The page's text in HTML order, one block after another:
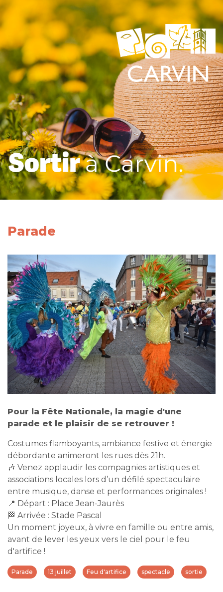
Parade
Pour la Fête Nationale, la magie d'une
parade et le plaisir de se retrouver !
Costumes flamboyants, ambiance festive et énergie
débordante animeront les rues dès 21h.
🎶 Venez applaudir les compagnies artistiques et
associations locales lors d’un défilé spectaculaire
entre musique, danse et performances originales !
📍 Départ : Place Jean-Jaurès
🏁 Arrivée : Stade Pascal
Un moment joyeux, à vivre en famille ou entre amis,
avant de lever les yeux vers le ciel pour le feu
d'artifice !
Parade 13 juillet Feu d'artifice spectacle sortie